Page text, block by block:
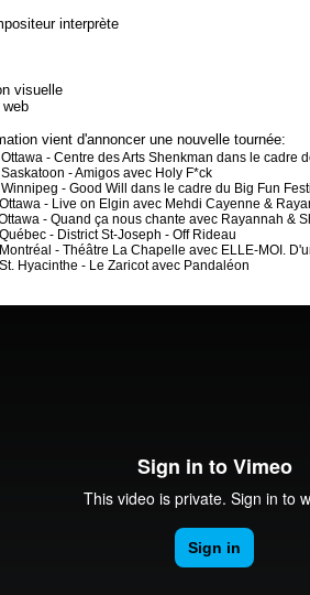
interprète
visuelle
vient d'annoncer une nouvelle tournée:
- Centre des Arts Shenkman dans le cadre
- Amigos avec Holy F*ck
- Good Will dans le cadre du Big Fun
- Live on Elgin avec Mehdi Cayenne &
- Quand ça nous chante avec Rayannah &
- District St-Joseph - Off Rideau
- Théâtre La Chapelle avec ELLE-MOI.
Hyacinthe - Le Zaricot avec Pandaléon